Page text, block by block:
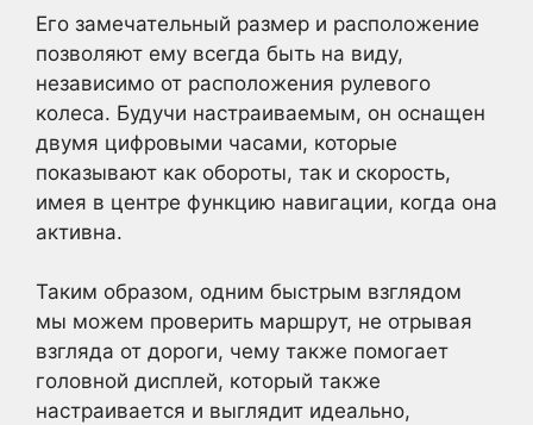
Его замечательный размер и расположение
позволяют ему всегда быть на виду,
независимо от расположения рулевого
колеса. Будучи настраиваемым, он оснащен
двумя цифровыми часами, которые
показывают как обороты, так и скорость,
имея в центре функцию навигации, когда она
активна.
Таким образом, одним быстрым взглядом
мы можем проверить маршрут, не отрывая
взгляда от дороги, чему также помогает
головной дисплей, который также
настраивается и выглядит идеально,